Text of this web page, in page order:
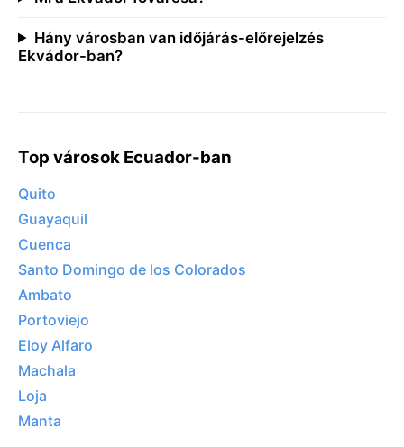
Hány városban van időjárás-előrejelzés
Ekvádor-ban?
Top városok Ecuador-ban
Quito
Guayaquil
Cuenca
Santo Domingo de los Colorados
Ambato
Portoviejo
Eloy Alfaro
Machala
Loja
Manta